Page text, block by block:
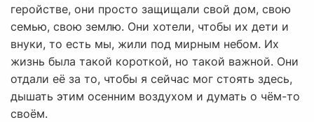
геройстве, они просто защищали свой дом, свою
семью, свою землю. Они хотели, чтобы их дети и
внуки, то есть мы, жили под мирным небом. Их
жизнь была такой короткой, но такой важной. Они
отдали её за то, чтобы я сейчас мог стоять здесь,
дышать этим осенним воздухом и думать о чём-то
своём.